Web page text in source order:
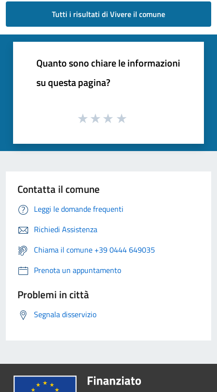
Tutti i risultati di Vivere il comune
Quanto sono chiare le informazioni
su questa pagina?
Contatta il comune
Leggi le domande frequenti
Richiedi Assistenza
Chiama il comune +39 0444 649035
Prenota un appuntamento
Problemi in città
Segnala disservizio